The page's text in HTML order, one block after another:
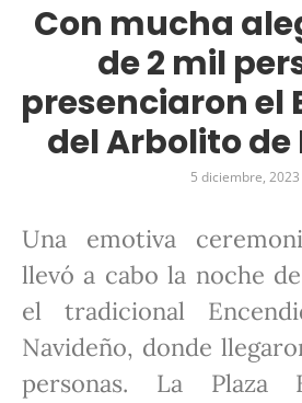
Con mucha
de 2 mil
presenciaron el
del Arbolito
5 diciembre, 2023
Una emotiva
llevó a cabo la noche
el tradicional
Navideño, donde
personas. La Plaza